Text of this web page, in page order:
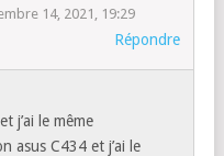
14, 2021, 19:29
Répondre
j’ai le même
asus C434 et j’ai le